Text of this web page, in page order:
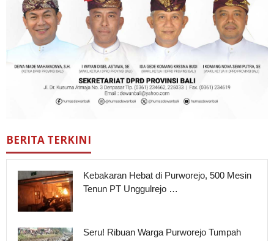
BERITA TERKINI
Kebakaran Hebat di Purworejo, 500 Mesin
Tenun PT Unggulrejo …
Seru! Ribuan Warga Purworejo Tumpah